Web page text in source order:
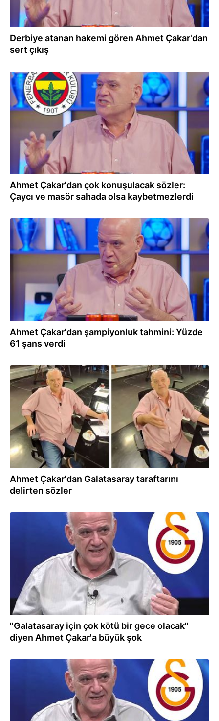
Derbiye atanan hakemi gören Ahmet Çakar'dan
sert çıkış
18.04.2026
Ahmet Çakar'dan çok konuşulacak sözler:
Çaycı ve masör sahada olsa kaybetmezlerdi
06.04.2026
Ahmet Çakar'dan şampiyonluk tahmini: Yüzde
61 şans verdi
17.03.2026
Ahmet Çakar'dan Galatasaray taraftarını
delirten sözler
''Galatasaray için çok kötü bir gece olacak''
diyen Ahmet Çakar'a büyük şok